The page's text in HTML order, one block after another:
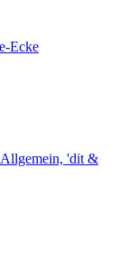
Ecke
Allgemein, 'dit &